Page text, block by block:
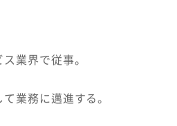
業界で従事。
業務に邁進する。